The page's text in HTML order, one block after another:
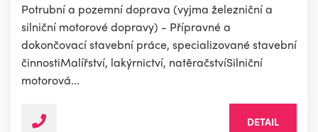
Potrubní a pozemní doprava (vyjma železniční a
silniční motorové dopravy) - Přípravné a
dokončovací stavební práce, specializované stavební
činnostiMalířství, lakýrnictví, natěračstvíSilniční
motorová...
DETAIL